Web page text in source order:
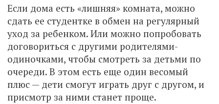
Если дома есть «лишняя» комната, можно
сдать ее студентке в обмен на регулярный
уход за ребенком. Или можно попробовать
договориться с другими родителями-
одиночками, чтобы смотреть за детьми по
очереди. В этом есть еще один весомый
плюс — дети смогут играть друг с другом, и
присмотр за ними станет проще.